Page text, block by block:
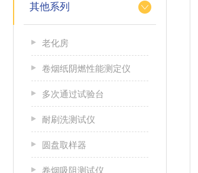
其他系列
老化房
卷烟纸阴燃性能测定仪
多次通过试验台
耐刷洗测试仪
圆盘取样器
卷烟吸阻测试仪